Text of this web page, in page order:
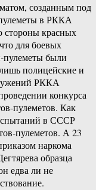
созданным под
в РККА
стороны красных
для боевых
были
полицейские и
РККА
конкурса
пулеметов. Как
в СССР
пулеметов. А 23
наркома
образца
едва ли не